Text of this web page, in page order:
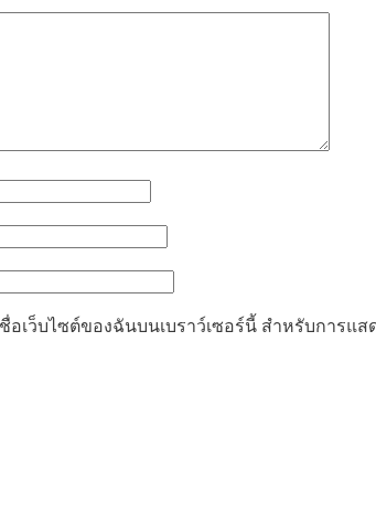
อเว็บไซต์ของฉันบนเบราว์เซอร์นี้ สำหรับการแส